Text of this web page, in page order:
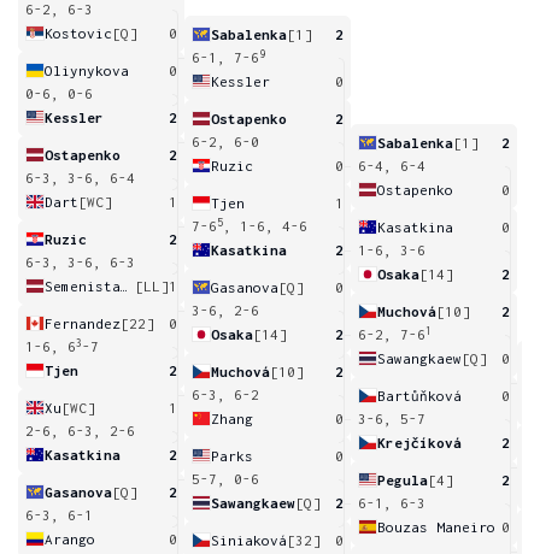
6-2, 6-3
Kostovic [Q] 0
Oliynykova
0
0-6, 0-6
Kessler
2
Ostapenko
2
6-3, 3-6, 6-4
Dart [WC] 1
Ruzic
2
6-3, 3-6, 6-3
[LL]1
Fernandez [22]
0
1-6, 63 -7
Tjen
2
Xu [WC]
1
2-6, 6-3, 2-6
Kasatkina
2
Gasanova[Q]
2
6-3, 6-1
Arango
0
Sabalenka[1]
2
6-1, 7-6 9
Kessler 0
Ostapenko
2
6-2, 6-0
Ruzic
0
Tjen
1
7-6 5
, 1-6, 4-6
Kasatkina
2
Gasanova [Q]
0
3-6, 2-6
Osaka[14] 2
Muchová[10]
2
6-3, 6-2
Zhang
0
Parks
0
5-7, 0-6
Sawangkaew[Q] 2
Siniaková [32]
0
Sabalenka[1]
2
6-4, 6-4
Ostapenko
0
Kasatkina
0
1-6, 3-6
Osaka[14] 2
Muchová[10]
2
6-2, 7-6 1
Sawangkaew [Q] 0
Bartůňková
0
3-6, 5-7
Krejčíková
2
Pegula[4]
2
6-1, 6-3
Bouzas Maneiro 0